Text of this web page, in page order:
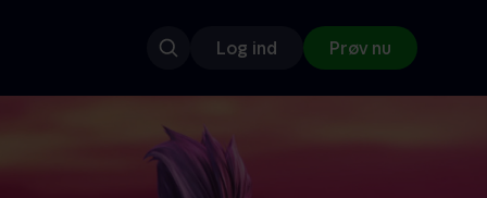
Log ind Prøv nu